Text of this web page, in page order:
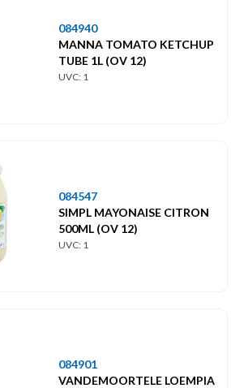
084940
MANNA TOMATO KETCHUP
TUBE 1L (OV 12)
UVC: 1
084547
SIMPL MAYONAISE CITRON
500ML (OV 12)
UVC: 1
084901
VANDEMOORTELE LOEMPIA